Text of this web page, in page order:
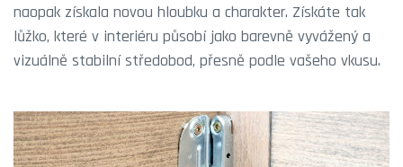
naopak získala novou hloubku a charakter. Získáte tak
lůžko, které v interiéru působí jako barevně vyvážený a
vizuálně stabilní středobod, přesně podle vašeho vkusu.